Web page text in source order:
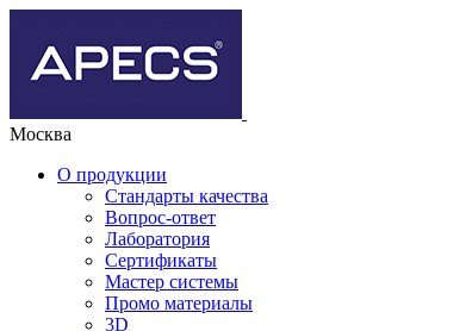
Москва
О продукции
Стандарты качества
Вопрос-ответ
Лаборатория
Сертификаты
Мастер системы
Промо материалы
3D